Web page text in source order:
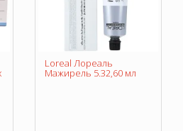
Loreal Лореаль
Мажирель 5.32,60 мл